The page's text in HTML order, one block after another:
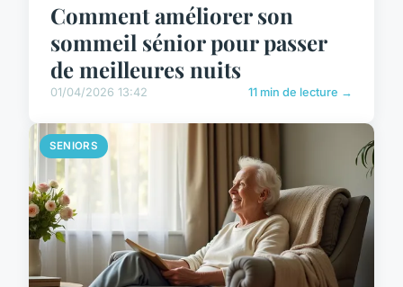
Comment améliorer son
sommeil sénior pour passer
de meilleures nuits
01/04/2026 13:42 11 min de lecture →
SENIORS